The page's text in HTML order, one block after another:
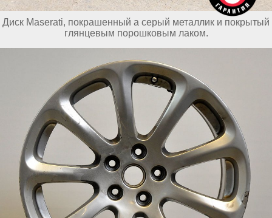
Диск Maserati, покрашенный а серый металлик и покрытый
глянцевым порошковым лаком.